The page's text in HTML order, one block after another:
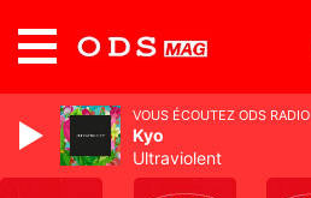
VOUS ÉCOUTEZ ODS RADIO
Kyo
Ultraviolent